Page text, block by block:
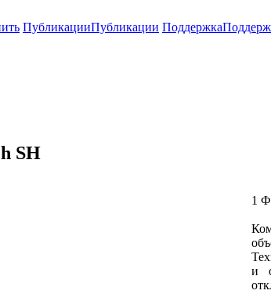
ПубликацииПубликации Поддержка
SH
1
и